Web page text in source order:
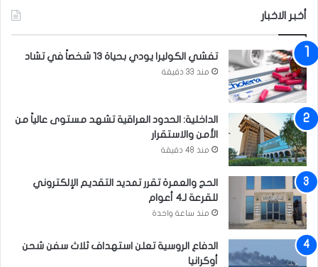
أخبر الاخبار
تفشي الكوليرا يودي بحياة 13 شخصاً في تشاد
منذ 33 دقيقة
الداخلية: الحدود العراقية تشهد مستوى عالياً من
الأمن والاستقرار
منذ 48 دقيقة
الحج والعمرة تقرر تمديد التقديم الإلكتروني
للقرعة لـ4 أعوام
منذ ساعة واحدة
الدفاع الروسية تعلن استهداف ثلاث سفن شحن
أوكرانيا